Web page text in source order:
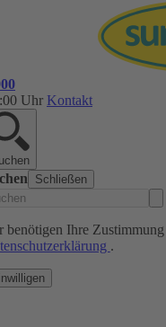
Uhr Kontakt
Schließen
benötigen Ihre
.